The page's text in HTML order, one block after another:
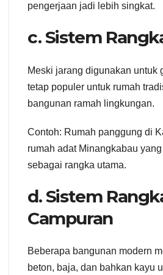
pengerjaan jadi lebih singkat.
c. Sistem
Meski jarang digunakan untuk
tetap populer untuk rumah
bangunan ramah lingkungan.
Contoh: Rumah panggung di
rumah adat Minangkabau
sebagai rangka utama.
d. Sistem
Campuran
Beberapa bangunan modern
beton, baja, dan bahkan kayu